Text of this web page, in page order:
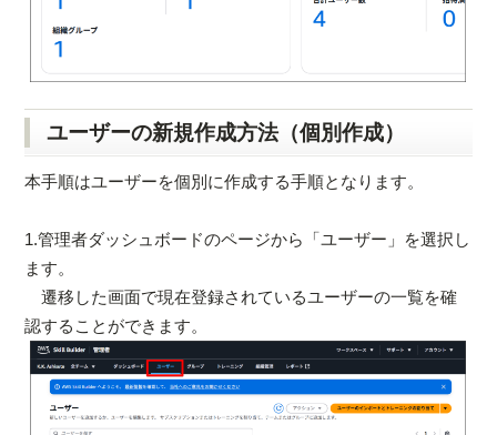
ユーザーの新規作成方法（個別作成）
本手順はユーザーを個別に作成する手順となります。
1.管理者ダッシュボードのページから「ユーザー」を選択し
ます。
遷移した画面で現在登録されているユーザーの一覧を確
認することができます。